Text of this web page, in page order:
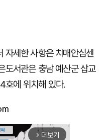
자세한 사항은 치매안심센
도서관은 충남 예산군 삽교
호에 위치해 있다.
arrow_forward_ios 더보기